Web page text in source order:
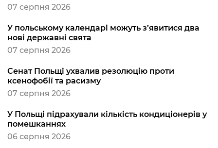
07 серпня 2026
У польському календарі можуть з’явитися два
нові державні свята
07 серпня 2026
Сенат Польщі ухвалив резолюцію проти
ксенофобії та расизму
07 серпня 2026
У Польщі підрахували кількість кондиціонерів у
помешканнях
06 серпня 2026